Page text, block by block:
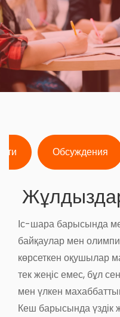
Обсуждения
Іс-шара барысында
байқаулар мен
көрсеткен оқушылар
тек жеңіс емес, бұл
мен үлкен
Кеш барысында үздік